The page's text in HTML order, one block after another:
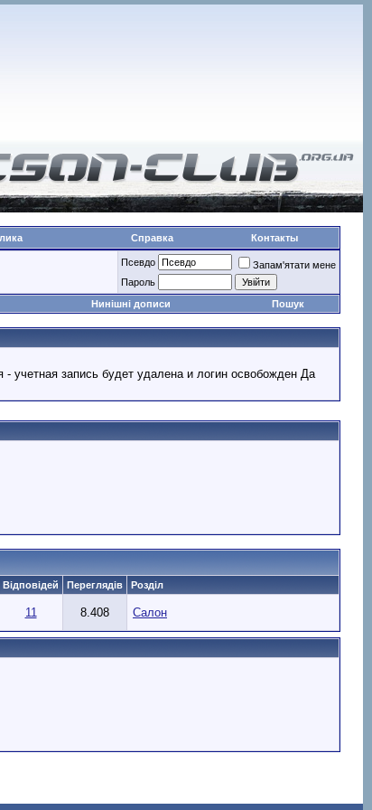
Справка Контакты
Псевдо
Запам'ятати мене
Пароль
Нинішні дописи Пошук
учетная запись будет удалена и логин освобожден Да
Відповідей Переглядів Розділ
11 8.408 Салон